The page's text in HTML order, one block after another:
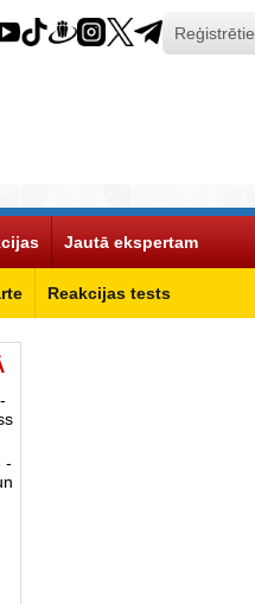
Reakcijas tests
Jautā ekspertam
-